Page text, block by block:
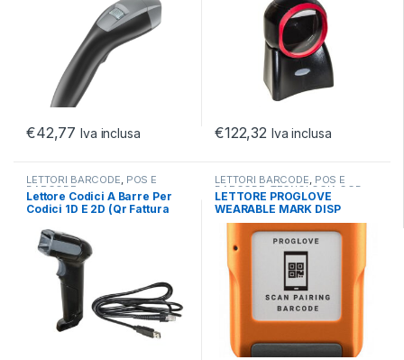
€42,77 Iva inclusa €122,32 Iva inclusa
LETTORI BARCODE, POS E
BARCODE
Lettore Codici A Barre Per
Codici 1D E 2D (Qr Fattura
LETTORI BARCODE, POS E
BARCODE, TECNOLOGIA CCD
LETTORE PROGLOVE
WEARABLE MARK DISP
PLAYY